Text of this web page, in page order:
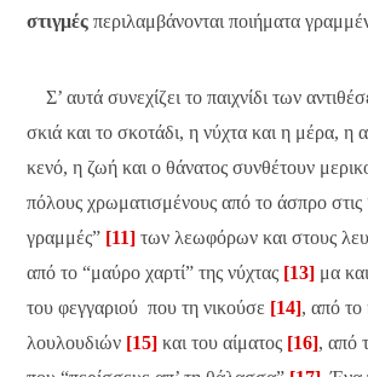
στιγμές περιλαμβάνονται ποιήματα
Σ’ αυτά συνεχίζει το παιχνίδι των
σκιά και το σκοτάδι, η νύχτα και η μέρα, η
κενό, η ζωή και ο θάνατος συνθέτουν
πόλους χρωματισμένους από το άσπρο στις
γραμμές” [11] των λεωφόρων και στους
από το “μαύρο χαρτί” της νύχτας [13] μα
του φεγγαριού που τη νικούσε [14], από το
λουλουδιών [15] και του αίματος [16], από